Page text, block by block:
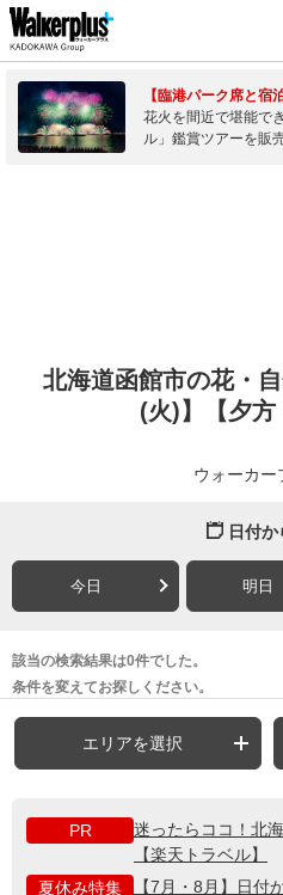
【臨港パーク席と宿
花火を間近で堪能で
ル」鑑賞ツアーを販
北海道函館市の花・
(火)】【夕方
ウォーカー
日付
今日 明日
該当の検索結果は0件でした。
条件を変えてお探しください。
エリアを選択
PR
迷ったらココ！北
【楽天トラベル】
夏休み特集
【7月・8月】日付